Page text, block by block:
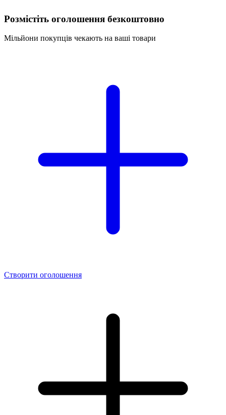
Розмістіть оголошення безкоштовно
Мільйони покупців чекають на ваші товари
Створити оголошення